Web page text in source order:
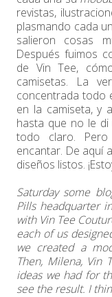
revistas,
plasmando cada
salieron cosas
Después fuimos
de Vin Tee,
camisetas. La
concentrada todo
en la camiseta, y
hasta que no le
todo claro.
encantar. De aquí
diseños listos.
Saturday some
Pills headquarter
with Vin Tee
each of us
we created a
Then, Milena, Vin
ideas we had for
see the result. I